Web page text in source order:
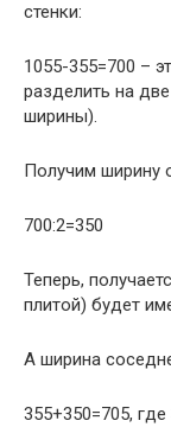
стенки:
1055-355=700 –
разделить на
ширины).
Получим ширину
700:2=350
Теперь,
плитой) будет
А ширина
355+350=705,